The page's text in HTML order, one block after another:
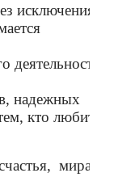
исключения,
надежных
кто любит
мира и